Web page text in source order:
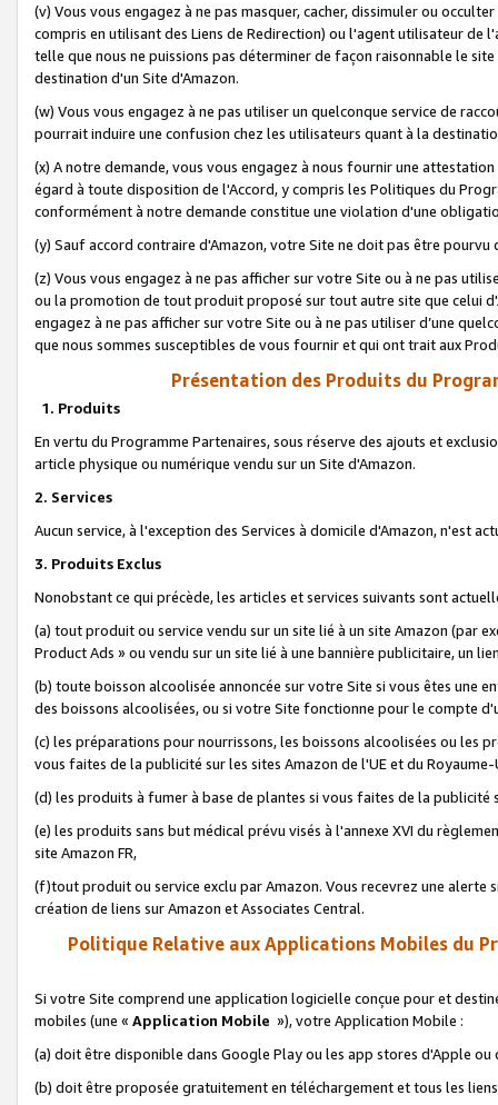
(v) Vous vous engagez à ne pas masquer, cacher, dissimuler ou
compris en utilisant des Liens de Redirection) ou l'agent utilisateur
telle que nous ne puissions pas déterminer de façon raisonnable le
destination d'un Site d'Amazon.
(w) Vous vous engagez à ne pas utiliser un quelconque service de
pourrait induire une confusion chez les utilisateurs quant à la
(x) A notre demande, vous vous engagez à nous fournir une
égard à toute disposition de l'Accord, y compris les Politiques du
conformément à notre demande constitue une violation d'une
(y) Sauf accord contraire d'Amazon, votre Site ne doit pas être
(z) Vous vous engagez à ne pas afficher sur votre Site ou à ne pas
ou la promotion de tout produit proposé sur tout autre site que celui
engagez à ne pas afficher sur votre Site ou à ne pas utiliser d’une
que nous sommes susceptibles de vous fournir et qui ont trait aux
Présentation des Produits du
1. Produits
En vertu du Programme Partenaires, sous réserve des ajouts et
article physique ou numérique vendu sur un Site d'Amazon.
2. Services
Aucun service, à l'exception des Services à domicile d'Amazon, n'est
3. Produits Exclus
Nonobstant ce qui précède, les articles et services suivants sont
(a) tout produit ou service vendu sur un site lié à un site Amazon (par
Product Ads » ou vendu sur un site lié à une bannière publicitaire, un
(b) toute boisson alcoolisée annoncée sur votre Site si vous êtes une
des boissons alcoolisées, ou si votre Site fonctionne pour le compte
(c) les préparations pour nourrissons, les boissons alcoolisées ou les
vous faites de la publicité sur les sites Amazon de l'UE et du Royaume-
(d) les produits à fumer à base de plantes si vous faites de la publicité
(e) les produits sans but médical prévu visés à l'annexe XVI du
site Amazon FR,
(f)tout produit ou service exclu par Amazon. Vous recevrez une alerte
création de liens sur Amazon et Associates Central.
Politique Relative aux Applications Mobiles du
Si votre Site comprend une application logicielle conçue pour et
mobiles (une « Application Mobile »), votre Application Mobile :
(a) doit être disponible dans Google Play ou les app stores d'Apple ou
(b) doit être proposée gratuitement en téléchargement et tous les